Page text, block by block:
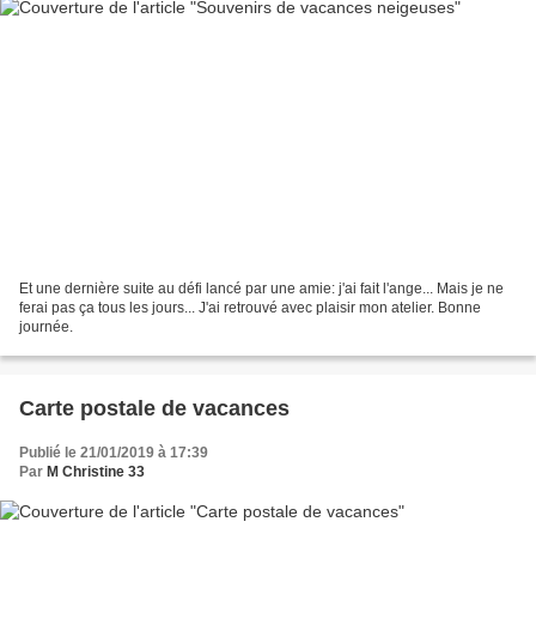
Et une dernière suite au défi lancé par une amie: j'ai fait l'ange... Mais je ne
ferai pas ça tous les jours... J'ai retrouvé avec plaisir mon atelier. Bonne
journée.
Carte postale de vacances
Publié le 21/01/2019 à 17:39
Par M Christine 33